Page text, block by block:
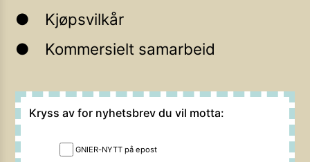
Kjøpsvilkår
Kommersielt samarbeid
Kryss av for nyhetsbrev du vil motta:
GNIER-NYTT på epost